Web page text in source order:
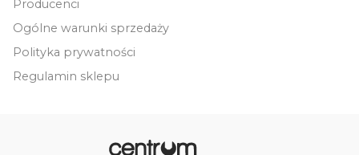
Producenci
Ogólne warunki sprzedaży
Polityka prywatności
Regulamin sklepu